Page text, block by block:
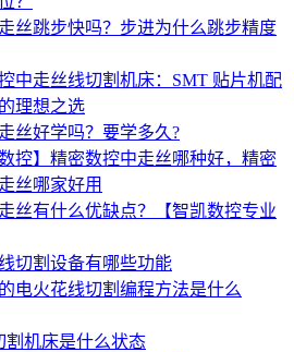
丝跳步快吗？步进为什么跳步精度
中走丝线切割机床：SMT 贴片机配
理想之选
丝好学吗？要学多久?
数控】精密数控中走丝哪种好，精密
丝哪家好用
丝有什么优缺点？【智凯数控专业
切割设备有哪些功能
电火花线切割编程方法是什么
割机床是什么状态